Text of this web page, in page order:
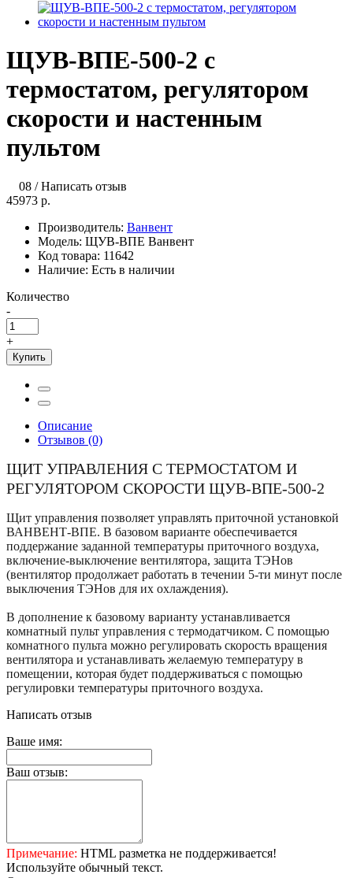
ЩУВ-ВПЕ-500-2 с
термостатом, регулятором
скорости и настенным
пультом
08 /Написать отзыв
45973 р.
Производитель: Ванвент
Модель: ЩУВ-ВПЕ Ванвент
Код товара: 11642
Наличие: Есть в наличии
Количество
-
+
Купить
Описание
Отзывов (0)
ЩИТ УПРАВЛЕНИЯ С ТЕРМОСТАТОМ И
РЕГУЛЯТОРОМ СКОРОСТИ ЩУВ-ВПЕ-500-2
Щит управления позволяет управлять приточной установкой
ВАНВЕНТ-ВПЕ. В базовом варианте обеспечивается
поддержание заданной температуры приточного воздуха,
включение-выключение вентилятора, защита ТЭНов
(вентилятор продолжает работать в течении 5-ти минут после
выключения ТЭНов для их охлаждения).
В дополнение к базовому варианту устанавливается
комнатный пульт управления с термодатчиком. С помощью
комнатного пульта можно регулировать скорость вращения
вентилятора и устанавливать желаемую температуру в
помещении, которая будет поддерживаться с помощью
регулировки температуры приточного воздуха.
Написать отзыв
Ваше имя:
Ваш отзыв:
Примечание: HTML разметка не поддерживается!
Используйте обычный текст.